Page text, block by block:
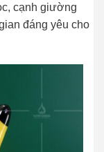
cạnh giường
đáng yêu cho